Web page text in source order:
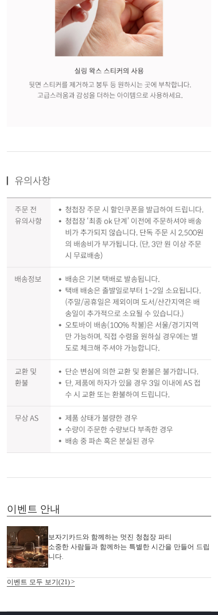
이벤트 안내
보자기카드와 함께하는 멋진 청첩장 파티
소중한 사람들과 함께하는 특별한 시간을 만들어 드립
니다.
이벤트 모두 보기(21)